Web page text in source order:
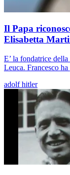
Il Papa
Elisabetta
E’ la fondatrice
Leuca. Francesco
adolf hitler